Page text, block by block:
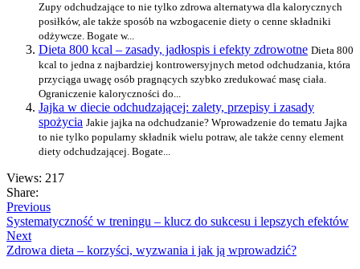
Zupy odchudzające to nie tylko zdrowa alternatywa dla kalorycznych
posiłków, ale także sposób na wzbogacenie diety o cenne składniki
odżywcze. Bogate w...
Dieta 800 kcal – zasady, jadłospis i efekty zdrowotne Dieta 800
kcal to jedna z najbardziej kontrowersyjnych metod odchudzania, która
przyciąga uwagę osób pragnących szybko zredukować masę ciała.
Ograniczenie kaloryczności do...
Jajka w diecie odchudzającej: zalety, przepisy i zasady
spożycia Jakie jajka na odchudzanie? Wprowadzenie do tematu Jajka
to nie tylko popularny składnik wielu potraw, ale także cenny element
diety odchudzającej. Bogate...
Views: 217
Share:
Previous
Systematyczność w treningu – klucz do sukcesu i lepszych efektów
Next
Zdrowa dieta – korzyści, wyzwania i jak ją wprowadzić?